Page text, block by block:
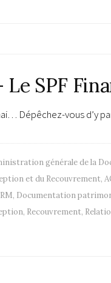
SPF
Dépêchez-vous d’y
générale de la
et du Recouvrement,
, Documentation
, Recouvrement,